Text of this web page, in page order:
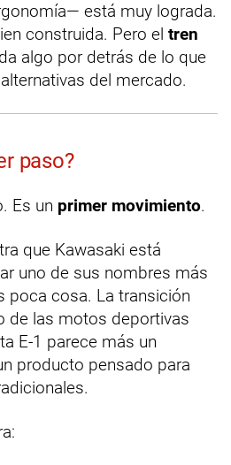
está muy lograda.
construida. Pero el tren
algo por detrás de lo que
del mercado.
paso?
Es un primer movimiento.
que Kawasaki está
uno de sus nombres más
poca cosa. La transición
de las motos deportivas
E-1 parece más un
producto pensado para